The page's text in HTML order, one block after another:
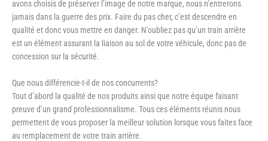
avons choisis de préserver l’image de notre marque, nous n’entrerons
jamais dans la guerre des prix. Faire du pas cher, c’est descendre en
qualité et donc vous mettre en danger. N’oubliez pas qu’un train arrière
est un élément assurant la liaison au sol de votre véhicule, donc pas de
concession sur la sécurité.
Que nous différencie-t-il de nos concurrents?
Tout d’abord la qualité de nos produits ainsi que notre équipe faisant
preuve d’un grand professionnalisme. Tous ces éléments réunis nous
permettent de vous proposer la meilleur solution lorsque vous faites face
au remplacement de votre train arrière.